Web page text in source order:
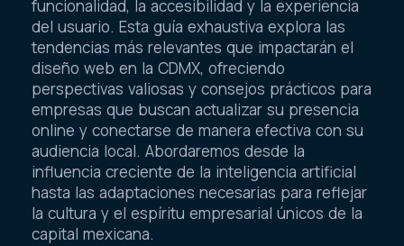
funcionalidad, la accesibilidad y la experiencia
del usuario. Esta guía exhaustiva explora las
tendencias más relevantes que impactarán el
diseño web en la CDMX, ofreciendo
perspectivas valiosas y consejos prácticos para
empresas que buscan actualizar su presencia
online y conectarse de manera efectiva con su
audiencia local. Abordaremos desde la
influencia creciente de la inteligencia artificial
hasta las adaptaciones necesarias para reflejar
la cultura y el espíritu empresarial únicos de la
capital mexicana.